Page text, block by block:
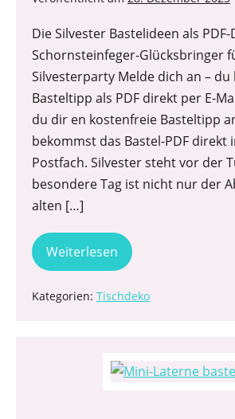
Die Silvester Bastelideen als
Schornsteinfeger-Glücksbringer
Silvesterparty Melde dich an –
Basteltipp als PDF direkt per E-
du dir en kostenfreie Basteltipp
bekommst das Bastel-PDF direkt
Postfach. Silvester steht vor der
besondere Tag ist nicht nur der
alten […]
Weiterlesen
Kategorien: Tischdeko